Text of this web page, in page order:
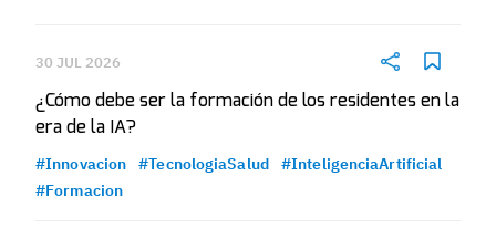
30 JUL 2026
¿Cómo debe ser la formación de los residentes en la
era de la IA?
#Innovacion #TecnologiaSalud
#InteligenciaArtificial
#Formacion